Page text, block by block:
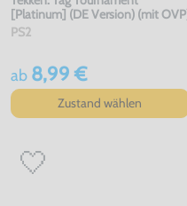
[Platinum] (DE Version) (mit
PS2
ab 8,99 €
Zustand wählen